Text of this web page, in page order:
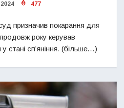
477
призначив покарання для
року керував
стані сп’яніння. (більше…)